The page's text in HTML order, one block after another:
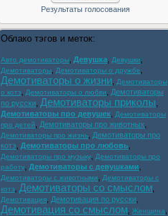
Облако тэгов и меток:
Авто демотиваторы Девушка Девушки
Демотиваторы Демотиваторы о дружбе
Демотиваторы о жизни
Демотиваторы
о котэ
Демотиваторы о любви
Демотиваторы
по русски Демотиваторы приколы
Демотиваторы про девушек
Демотиваторы
про детей
Демотиваторы про животных
Демотиваторы про жизнь
Демотиваторы про
котэ
Демотиваторы про любовь
Демотиваторы про музыку
Демотиваторы про
работу
Демотиваторы с девушками
Демотиваторы с животными
Демотиваторы с
котэ
Демотиваторы со смыслом
Демотивация Демотивация по русски
Демотивация со смыслом Женщина